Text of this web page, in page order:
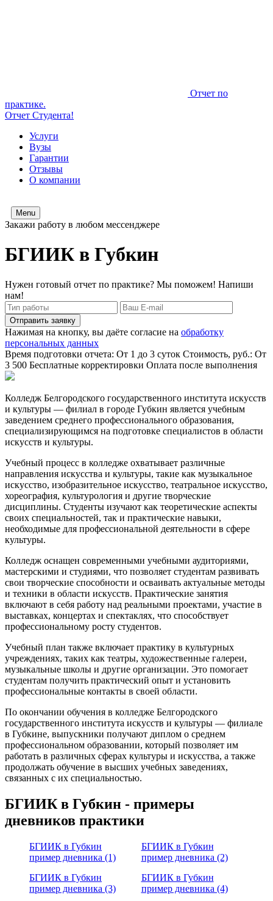
Отчет по
практике.
Отчет Студента!
Услуги
Вузы
Гарантии
Отзывы
О компании
Menu
Закажи работу в любом мессенджере
БГИИК в Губкин
Нужен готовый отчет по практике? Мы поможем! Напиши
нам!
Отправить заявку
Нажимая на кнопку, вы даёте согласие на обработку
персональных данных
Время подготовки отчета: От 1 до 3 суток Стоимость, руб.: От
3 500 Бесплатные корректировки Оплата после выполнения
Колледж Белгородского государственного института искусств
и культуры — филиал в городе Губкин является учебным
заведением среднего профессионального образования,
специализирующимся на подготовке специалистов в области
искусств и культуры.
Учебный процесс в колледже охватывает различные
направления искусства и культуры, такие как музыкальное
искусство, изобразительное искусство, театральное искусство,
хореография, культурология и другие творческие
дисциплины. Студенты изучают как теоретические аспекты
своих специальностей, так и практические навыки,
необходимые для профессиональной деятельности в сфере
культуры.
Колледж оснащен современными учебными аудиториями,
мастерскими и студиями, что позволяет студентам развивать
свои творческие способности и осваивать актуальные методы
и техники в области искусств. Практические занятия
включают в себя работу над реальными проектами, участие в
выставках, концертах и спектаклях, что способствует
профессиональному росту студентов.
Учебный план также включает практику в культурных
учреждениях, таких как театры, художественные галереи,
музыкальные школы и другие организации. Это помогает
студентам получить практический опыт и установить
профессиональные контакты в своей области.
По окончании обучения в колледже Белгородского
государственного института искусств и культуры — филиале
в Губкине, выпускники получают диплом о среднем
профессиональном образовании, который позволяет им
работать в различных сферах культуры и искусства, а также
продолжать обучение в высших учебных заведениях,
связанных с их специальностью.
БГИИК в Губкин - примеры
дневников практики
БГИИК в Губкин
пример дневника (1)
БГИИК в Губкин
пример дневника (2)
БГИИК в Губкин
пример дневника (3)
БГИИК в Губкин
пример дневника (4)